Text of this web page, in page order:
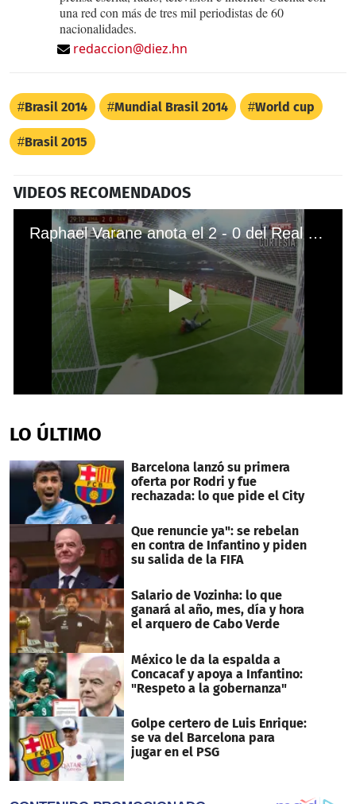
una red con más de tres mil periodistas de 60
nacionalidades.
redaccion@diez.hn
Brasil 2014 Mundial Brasil 2014 World cup
Brasil 2015
VIDEOS RECOMENDADOS
Raphael Varane anota el 2 - 0 del Real Madrid ante Sevilla
of
27
LO ÚLTIMO
Barcelona lanzó su primera
oferta por Rodri y fue
rechazada: lo que pide el City
Que renuncie ya": se rebelan
en contra de Infantino y piden
su salida de la FIFA
Salario de Vozinha: lo que
ganará al año, mes, día y hora
el arquero de Cabo Verde
México le da la espalda a
Concacaf y apoya a Infantino:
"Respeto a la gobernanza"
Golpe certero de Luis Enrique:
se va del Barcelona para
jugar en el PSG